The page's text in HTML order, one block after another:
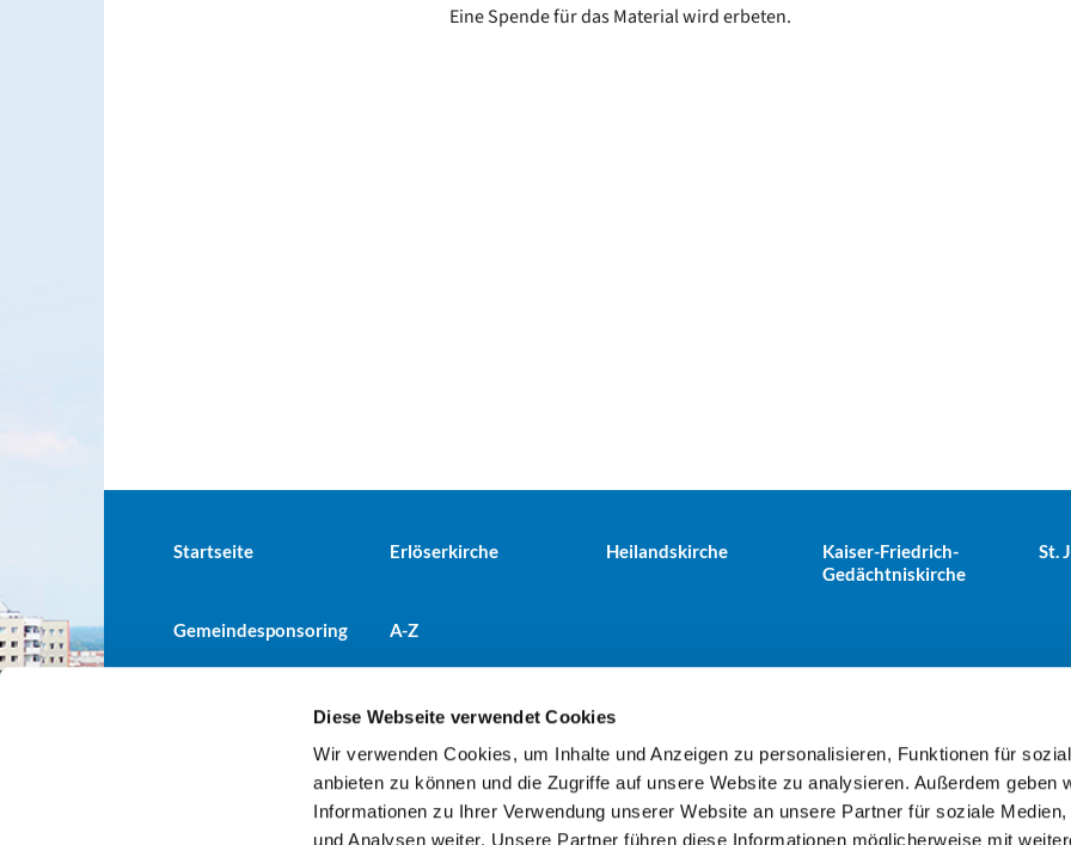
Diese Webseite verwendet Cookies
Wir verwenden Cookies, um Inhalte und Anzeigen zu personalisieren, Funktionen für
anbieten zu können und die Zugriffe auf unsere Website zu analysieren. Außerdem geben
Informationen zu Ihrer Verwendung unserer Website an unsere Partner für soziale Medien,
und Analysen weiter. Unsere Partner führen diese Informationen möglicherweise mit
Eine Spende für das Material wird erbeten.
Startseite Erlöserkirche Heilandskirche
Kaiser-Friedrich-
Gedächtniskirche
St.
Gemeindesponsoring A-Z
Evangelische Kirchengemeinde Tiergarten · Alt-Moabit 25, 10559 Berlin+49303943498 